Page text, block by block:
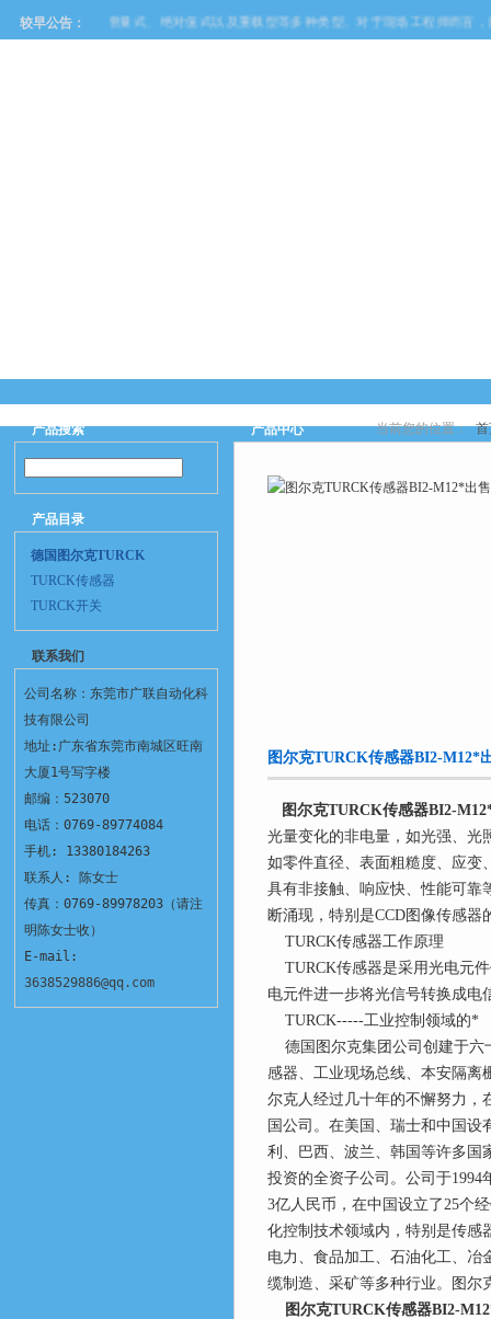
较早公告：
品线覆盖了增量式、绝对值式以及重载型等多种类型。对于现场工程师而
产品搜索
产品目录
德国图尔克TURCK
TURCK传感器
TURCK开关
联系我们
公司名称：东莞市广联自动化科
技有限公司
地址:广东省东莞市南城区旺南
大厦1号写字楼
邮编：523070
电话：0769-89774084
手机: 13380184263
联系人: 陈女士
传真：0769-89978203（请注
明陈女士收）
E-mail:
3638529886@qq.com
产品中心 当前您的位置：
图尔克TURCK传感器BI2-M12*
图尔克TURCK传感器BI2-
光量变化的非电量，如光强、光
如零件直径、表面粗糙度、应变
具有非接触、响应快、性能可靠
断涌现，特别是CCD图像传感
TURCK传感器工作原理
TURCK传感器是采用光电元
电元件进一步将光信号转换成电
TURCK-----工业控制领域的*
德国图尔克集团公司创建于六
感器、工业现场总线、本安隔离
尔克人经过几十年的不懈努力，
国公司。在美国、瑞士和中国
利、巴西、波兰、韩国等许多国
投资的全资子公司。公司于
3亿人民币，在中国设立了25个
化控制技术领域内，特别是传感
电力、食品加工、石油化工、冶
缆制造、采矿等多种行业。图尔
图尔克TURCK传感器BI2-